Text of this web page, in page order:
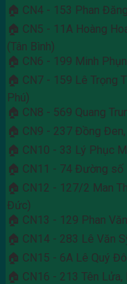
🏠 CN4 - 153 Phan
🏠 CN5 - 11A Hoàng
(Tân Bình)
🏠 CN6 - 199 Minh
🏠 CN7 - 159 Lê Trọng
Phú)
🏠 CN8 - 569 Quang
🏠 CN9 - 237 Đồng
🏠 CN10 - 33 Lý Phục
🏠 CN11 - 74 Đường số
🏠 CN12 - 127/2 Man
Đức)
🏠 CN13 - 129 Phan
🏠 CN14 - 283 Lê Văn
🏠 CN15 - 6A Lê Quý
🏠 CN16 - 213 Tên Lửa,